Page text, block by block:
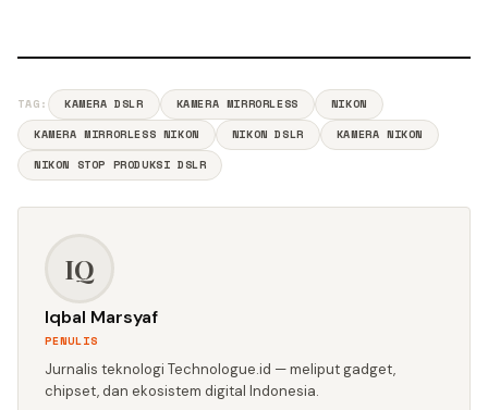
TAG: KAMERA DSLR KAMERA MIRRORLESS
NIKON
KAMERA MIRRORLESS NIKON
NIKON DSLR
KAMERA NIKON
NIKON STOP PRODUKSI DSLR
IQ
Iqbal Marsyaf
PENULIS
Jurnalis teknologi Technologue.id — meliput gadget,
chipset, dan ekosistem digital Indonesia.